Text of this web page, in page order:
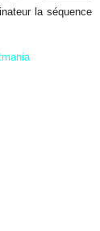
la séquence